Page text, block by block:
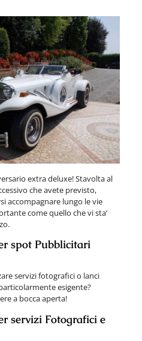
extra deluxe! Stavolta al
che avete previsto,
accompagnare lungo le vie
come quello che vi sta’
spot Pubblicitari
servizi fotografici o lanci
esigente?
a bocca aperta!
servizi Fotografici e